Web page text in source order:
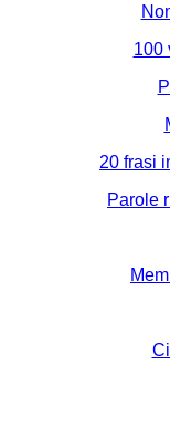
100
20 frasi
Parole